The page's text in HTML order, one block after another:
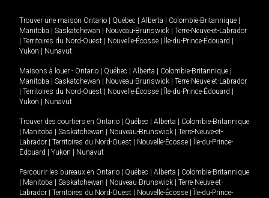
Trouver une maison Ontario Québec Alberta Colombie-Britannique
Manitoba
Saskatchewan Nouveau-Brunswick
Terre-Neuve-et-Labrador
Territoires du Nord-Ouest Nouvelle-Écosse Île-du-Prince-Édouard
Yukon
Nunavut.
Maisons à louer - Ontario Québec Alberta Colombie-Britannique
Manitoba
Saskatchewan Nouveau-Brunswick
Terre-Neuve-et-Labrador
Territoires du Nord-Ouest Nouvelle-Écosse Île-du-Prince-Édouard
Yukon
Nunavut.
Trouver des courtiers en Ontario Québec Alberta
Colombie-Britannique
Manitoba Saskatchewan Nouveau-Brunswick
Terre-Neuve-et-
Labrador
Territoires du Nord-Ouest Nouvelle-Écosse
Île-du-Prince-
Édouard
Yukon Nunavut
Parcourir les bureaux en Ontario Québec Alberta
Colombie-Britannique
Manitoba Saskatchewan Nouveau-Brunswick
Terre-Neuve-et-
Labrador
Territoires du Nord-Ouest Nouvelle-Écosse
Île-du-Prince-